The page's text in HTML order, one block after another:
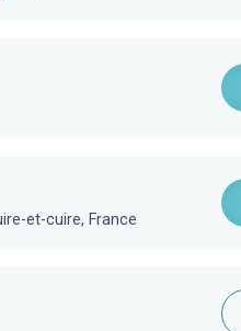
et-cuire, France